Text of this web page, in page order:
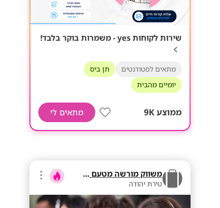
שירות לקוחות yes - משמרות בוקר בלבד!
מתאים לסטודנטים
תן ביס
יומיים מהבית
ממוצע 9K מתאים לי
משווק מורשה מטעם בזק
טירת יהודה